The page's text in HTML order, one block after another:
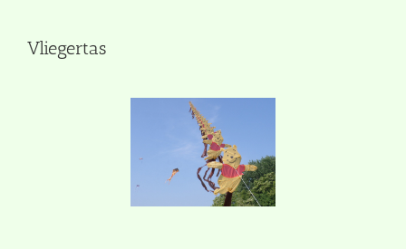
Vliegertas